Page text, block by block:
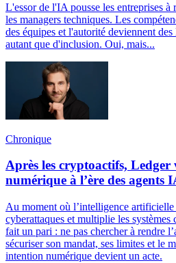
L'essor de l'IA pousse les entreprises à
les managers techniques. Les
des équipes et l'autorité deviennent
autant que d'inclusion. Oui, mais...
Chronique
Après les cryptoactifs, Ledger
numérique à l’ère des agents
Au moment où l’intelligence
cyberattaques et multiplie les systèmes
fait un pari : ne pas chercher à rendre
sécuriser son mandat, ses limites et le
intention numérique devient un acte.